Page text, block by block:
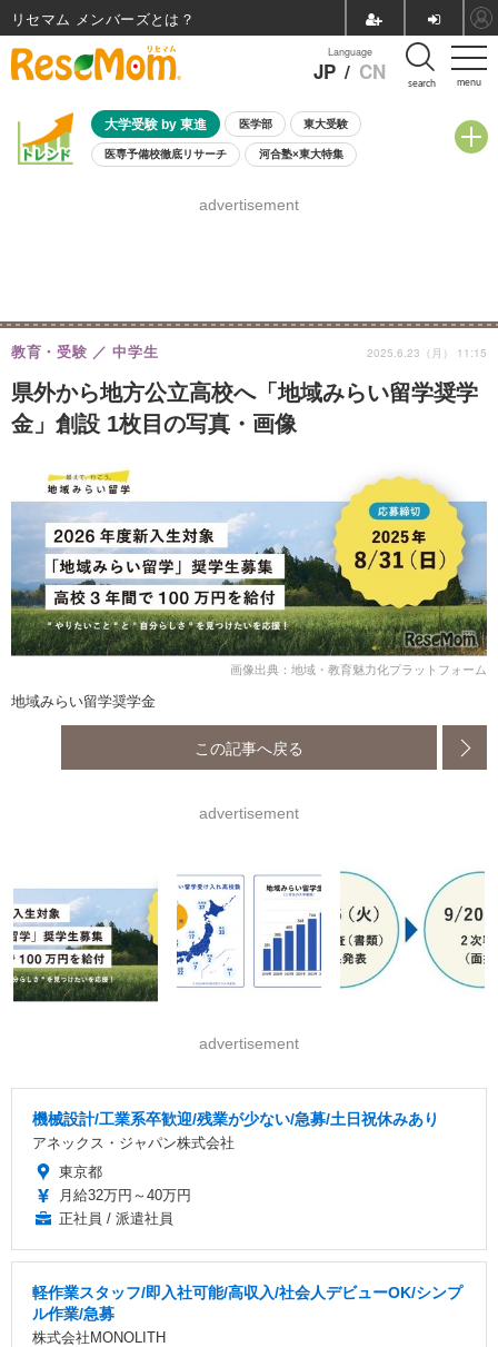
menu
Language
JP / CN search
大学受験 by 東進 医学部 東大受験
医専予備校徹底リサーチ 河合塾×東大特集
8月開催学校説明会・相談会
advertisement
県外から地方公立高校へ「地域みらい留学奨学
金」創設 1枚目の写真・画像
教育・受験 中学生 2025.6.23（月） 11:15
画像出典：地域・教育魅力化プラットフォーム
地域みらい留学奨学金
この記事へ戻る
advertisement
advertisement
機械設計/工業系卒歓迎/残業が少ない/急募/土日祝休みあり
アネックス・ジャパン株式会社
東京都
月給32万円～40万円
正社員 / 派遣社員
軽作業スタッフ/即入社可能/高収入/社会人デビューOK/シンプ
ル作業/急募
株式会社MONOLITH
リセマム メンバーズ